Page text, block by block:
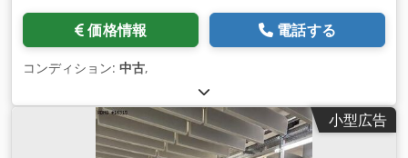
価格情報 電話する
コンディション: 中古,
小型広告